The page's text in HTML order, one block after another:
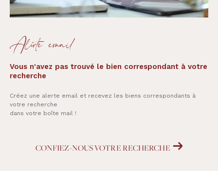
Alerte email
Vous n'avez pas trouvé le bien correspondant à votre
recherche
Créez une alerte email et recevez les biens correspondants à
votre recherche
dans votre boîte mail !
CONFIEZ-NOUS VOTRE RECHERCHE